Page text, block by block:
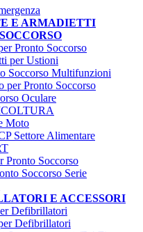
E ARMADIETTI
Pronto Soccorso
per Ustioni
Soccorso Multifunzioni
per Pronto Soccorso
Oculare
Moto
Settore Alimentare
Pronto Soccorso
Soccorso Serie
E ACCESSORI
Defibrillatori
Defibrillatori